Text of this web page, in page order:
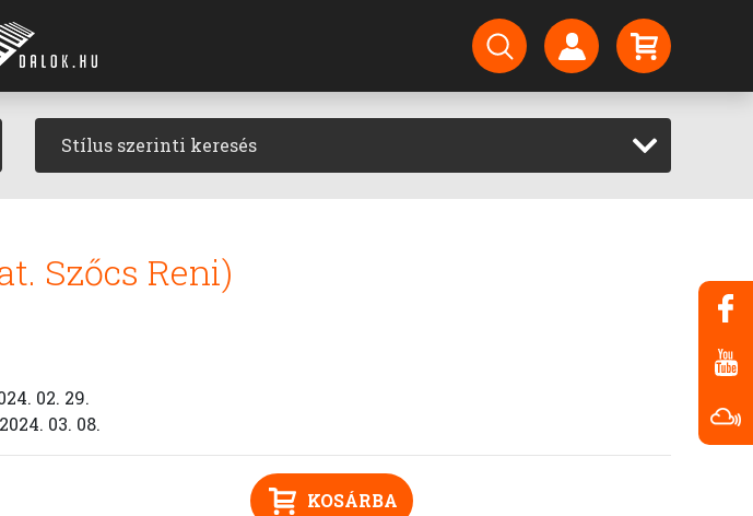
Stílus szerinti keresés
Szőcs Reni)
02. 29.
03. 08.
KOSÁRBA